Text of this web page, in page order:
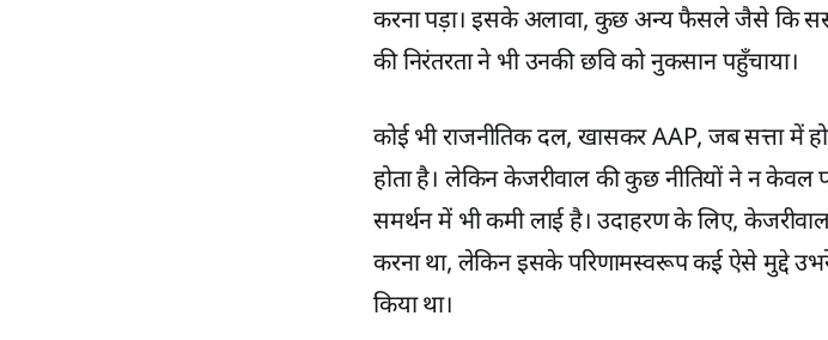
करना पड़ा। इसके अलावा, कुछ अन्य फैसले जैसे कि
की निरंतरता ने भी उनकी छवि को नुकसान पहुँचाया।
कोई भी राजनीतिक दल, खासकर AAP, जब सत्ता में
होता है। लेकिन केजरीवाल की कुछ नीतियों ने न केवल
समर्थन में भी कमी लाई है। उदाहरण के लिए,
करना था, लेकिन इसके परिणामस्वरूप कई ऐसे मुद्दे
किया था।